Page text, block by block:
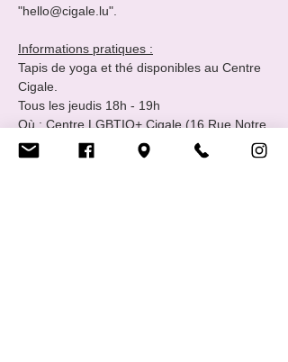
"hello@cigale.lu".
Informations pratiques :
Tapis de yoga et thé disponibles au Centre
Cigale.
Tous les jeudis 18h - 19h
Où : Centre LGBTIQ+ Cigale (16 Rue Notre
Dame, 2240 Luxembourg - 2ème étage)